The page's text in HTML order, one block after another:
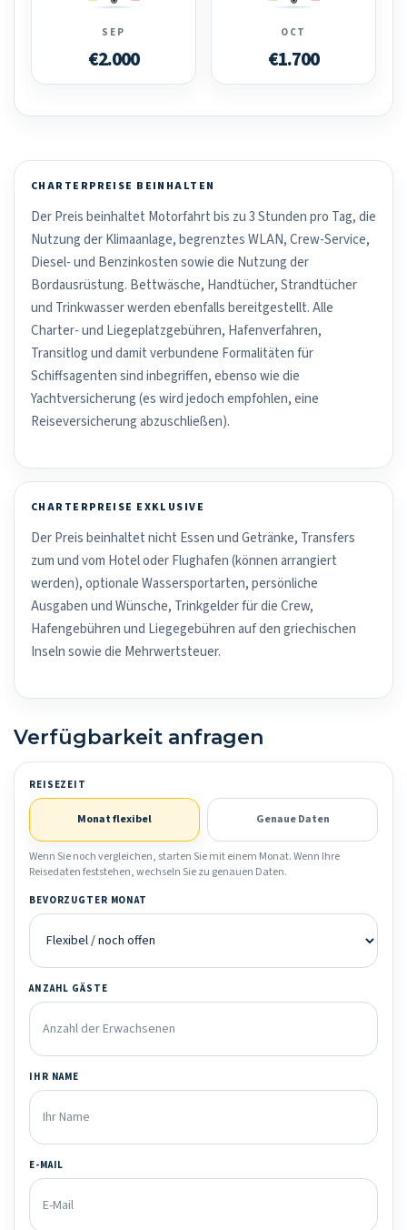
SEP
€2.000
OCT
€1.700
CHARTERPREISE BEINHALTEN
Der Preis beinhaltet Motorfahrt bis zu 3 Stunden pro Tag, die
Nutzung der Klimaanlage, begrenztes WLAN, Crew-Service,
Diesel- und Benzinkosten sowie die Nutzung der
Bordausrüstung. Bettwäsche, Handtücher, Strandtücher
und Trinkwasser werden ebenfalls bereitgestellt. Alle
Charter- und Liegeplatzgebühren, Hafenverfahren,
Transitlog und damit verbundene Formalitäten für
Schiffsagenten sind inbegriffen, ebenso wie die
Yachtversicherung (es wird jedoch empfohlen, eine
Reiseversicherung abzuschließen).
CHARTERPREISE EXKLUSIVE
Der Preis beinhaltet nicht Essen und Getränke, Transfers
zum und vom Hotel oder Flughafen (können arrangiert
werden), optionale Wassersportarten, persönliche
Ausgaben und Wünsche, Trinkgelder für die Crew,
Hafengebühren und Liegegebühren auf den griechischen
Inseln sowie die Mehrwertsteuer.
Verfügbarkeit anfragen
REISEZEIT
Monat flexibel Genaue Daten
Wenn Sie noch vergleichen, starten Sie mit einem Monat. Wenn Ihre
Reisedaten feststehen, wechseln Sie zu genauen Daten.
BEVORZUGTER MONAT
ANZAHL GÄSTE
IHR NAME
E-MAIL